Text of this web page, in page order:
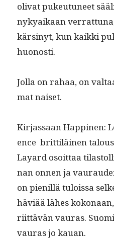
oli­vat pukeu­tuneet
nykyaikaan
kärsinyt, kun kaik­ki
huonosti.
Jol­la on rahaa, on
mat naiset.
Kir­jas­saan Hap­pinen:
ence brit­tiläi­nen
Layard osoit­taa
nan onnen ja
on pie­nil­lä tulois­sa
häviää läh­es
riit­tävän vauras.
vauras jo kauan.